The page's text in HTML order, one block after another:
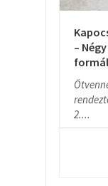
–
2....